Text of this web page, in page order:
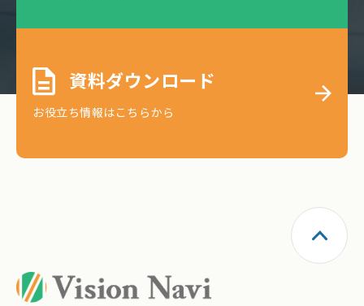
資料ダウンロード
お役立ち情報はこちらから